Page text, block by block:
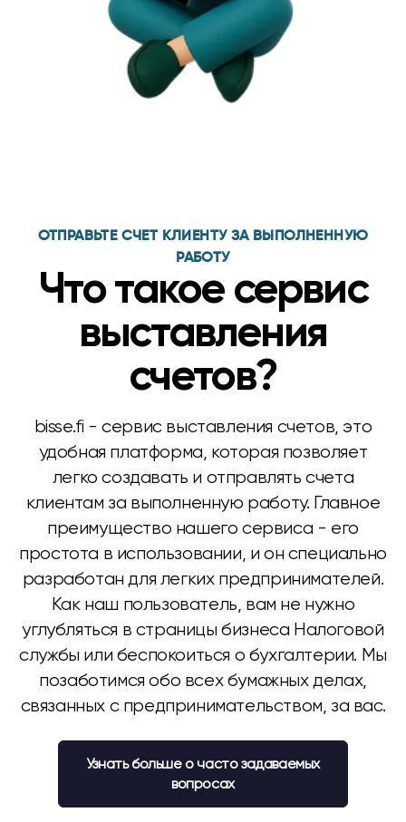
ОТПРАВЬТЕ СЧЕТ КЛИЕНТУ ЗА ВЫПОЛНЕННУЮ
РАБОТУ
Что такое сервис
выставления
счетов?
bisse.fi - сервис выставления счетов, это
удобная платформа, которая позволяет
легко создавать и отправлять счета
клиентам за выполненную работу. Главное
преимущество нашего сервиса - его
простота в использовании, и он специально
разработан для легких предпринимателей.
Как наш пользователь, вам не нужно
углубляться в страницы бизнеса Налоговой
службы или беспокоиться о бухгалтерии. Мы
позаботимся обо всех бумажных делах,
связанных с предпринимательством, за вас.
Узнать больше о часто задаваемых
вопросах